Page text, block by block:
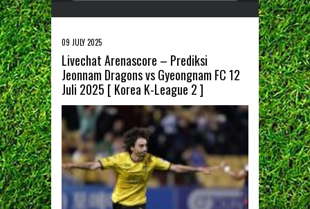
09 JULY 2025
Livechat Arenascore – Prediksi
Jeonnam Dragons vs Gyeongnam FC 12
Juli 2025 [ Korea K-League 2 ]